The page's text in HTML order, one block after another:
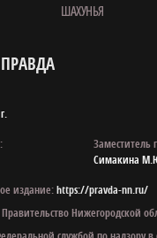
ШАХУНЬЯ
Заместитель
Симакина
издание:https://pravda-nn.ru/
Нижегородской